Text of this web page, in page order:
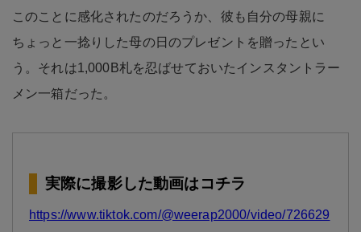
このことに感化されたのだろうか、彼も自分の母親に
ちょっと一捻りした母の日のプレゼントを贈ったとい
う。それは1,000B札を忍ばせておいたインスタントラー
メン一箱だった。
実際に撮影した動画はコチラ
https://www.tiktok.com/@weerap2000/video/726629